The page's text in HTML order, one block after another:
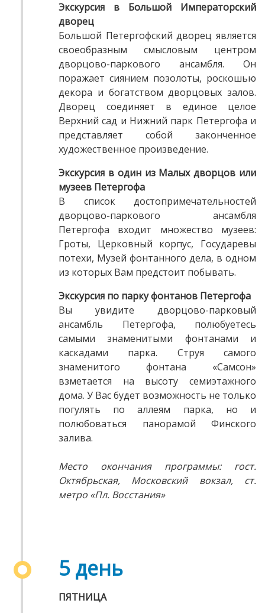
Экскурсия в Большой Императорский
дворец
Большой Петергофский дворец является
своеобразным смысловым центром
дворцово-паркового ансамбля. Он
поражает сиянием позолоты, роскошью
декора и богатством дворцовых залов.
Дворец соединяет в единое целое
Верхний сад и Нижний парк Петергофа и
представляет собой законченное
художественное произведение.
Экскурсия в один из Малых дворцов или
музеев Петергофа
В список достопримечательностей
дворцово-паркового ансамбля
Петергофа входит множество музеев:
Гроты, Церковный корпус, Государевы
потехи, Музей фонтанного дела, в одном
из которых Вам предстоит побывать.
Экскурсия по парку фонтанов Петергофа
Вы увидите дворцово-парковый
ансамбль Петергофа, полюбуетесь
самыми знаменитыми фонтанами и
каскадами парка. Струя самого
знаменитого фонтана «Самсон»
взметается на высоту семиэтажного
дома. У Вас будет возможность не только
погулять по аллеям парка, но и
полюбоваться панорамой Финского
залива.
Место окончания программы: гост.
Октябрьская, Московский вокзал, ст.
метро «Пл. Восстания»
5 день
ПЯТНИЦА